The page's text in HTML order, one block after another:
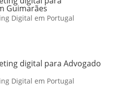
Guimarães
Digital em Portugal
digital para Advogado
Digital em Portugal